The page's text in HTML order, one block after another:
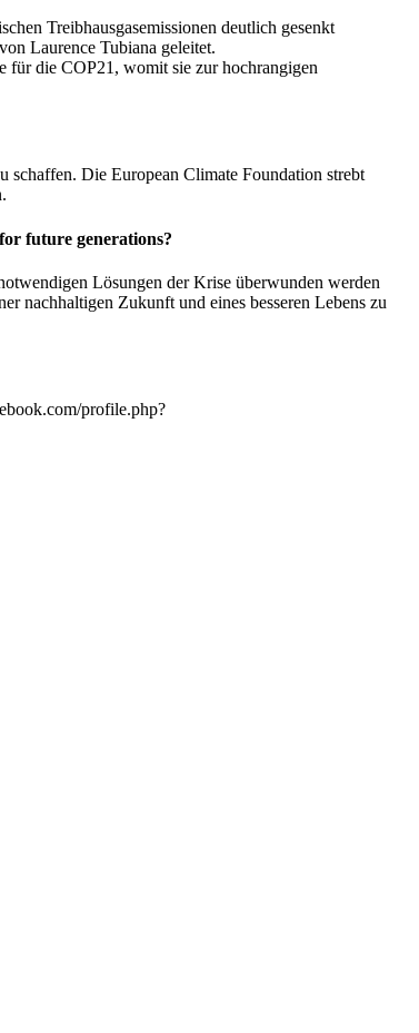
Treibhausgasemissionen deutlich gesenkt
Laurence Tubiana geleitet.
für die COP21, womit sie zur hochrangigen
schaffen. Die European Climate Foundation strebt
future generations?
Lösungen der Krise überwunden werden
nachhaltigen Zukunft und eines besseren Lebens zu
profile.php?